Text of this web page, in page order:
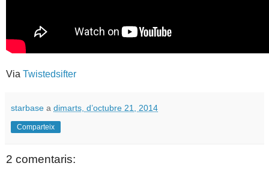
Via Twistedsifter
starbase a dimarts, d’octubre 21, 2014
Comparteix
2 comentaris: